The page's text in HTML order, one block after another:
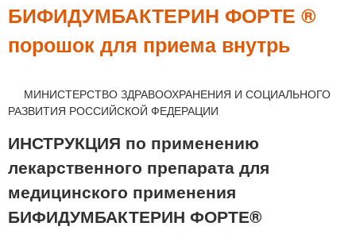
БИФИДУМБАКТЕРИН ФОРТЕ ®
порошок для приема внутрь
МИНИСТЕРСТВО ЗДРАВООХРАНЕНИЯ И СОЦИАЛЬНОГО
РАЗВИТИЯ РОССИЙСКОЙ ФЕДЕРАЦИИ
ИНСТРУКЦИЯ по применению
лекарственного препарата для
медицинского применения
БИФИДУМБАКТЕРИН ФОРТЕ®